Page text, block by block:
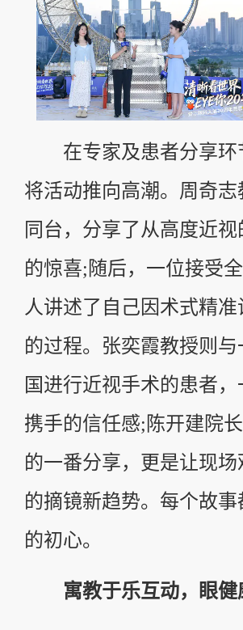
在专家及患者分享环
将活动推向高潮。周奇
同台，分享了从高度近
的惊喜;随后，一位接受
人讲述了自己因术式精
的过程。张奕霞教授则
国进行近视手术的患者
携手的信任感;陈开建院
的一番分享，更是让现
的摘镜新趋势。每个故
的初心。
寓教于乐互动，眼